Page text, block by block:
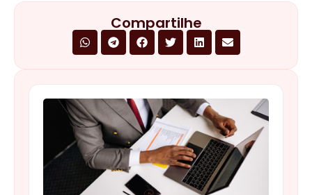
Compartilhe